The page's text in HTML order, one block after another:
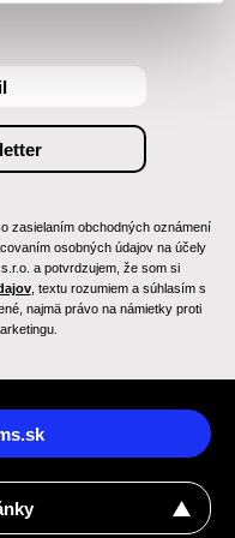
zasielaním obchodných oznámení
osobných údajov na účely
a potvrdzujem, že som si
, textu rozumiem a súhlasím s
najmä právo na námietky proti